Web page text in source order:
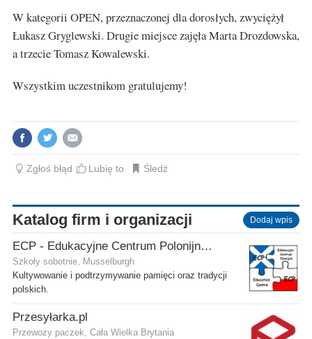
W kategorii OPEN, przeznaczonej dla dorosłych, zwyciężył
Łukasz Gryglewski. Drugie miejsce zajęła Marta Drozdowska,
a trzecie Tomasz Kowalewski.
Wszystkim uczestnikom gratulujemy!
Zgłoś błąd Lubię to Śledź
Katalog firm i organizacji Dodaj wpis
ECP - Edukacyjne Centrum Polonijne SCIO - Musselburgh
Szkoły sobotnie, Musselburgh
Kultywowanie i podtrzymywanie pamięci oraz tradycji
polskich.
Przesyłarka.pl
Przewozy paczek, Cała Wielka Brytania